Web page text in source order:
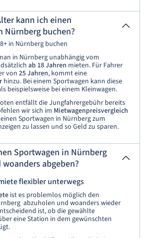
kann ich einen
Nürnberg buchen?
in Nürnberg buchen
in Nürnberg unabhängig vom
ab 18 Jahren mieten. Für Fahrer
von 25 Jahren, kommt eine
hinzu. Beieinem Sportwagen kann diese
beispielsweise bei einem Kleinwagen.
entfällt die Jungfahrergebühr bereits
wir sich im Mietwagenpreisvergleich
Sportwagen in Nürnberg zum
zu lassen und so Geld zu sparen.
Sportwagen in Nürnberg
abgeben?
flexibler unterwegs
ist es problemlos möglich den
abzuholen und woanders wieder
ist, ob die gewählte
eine Station in dem gewünschten